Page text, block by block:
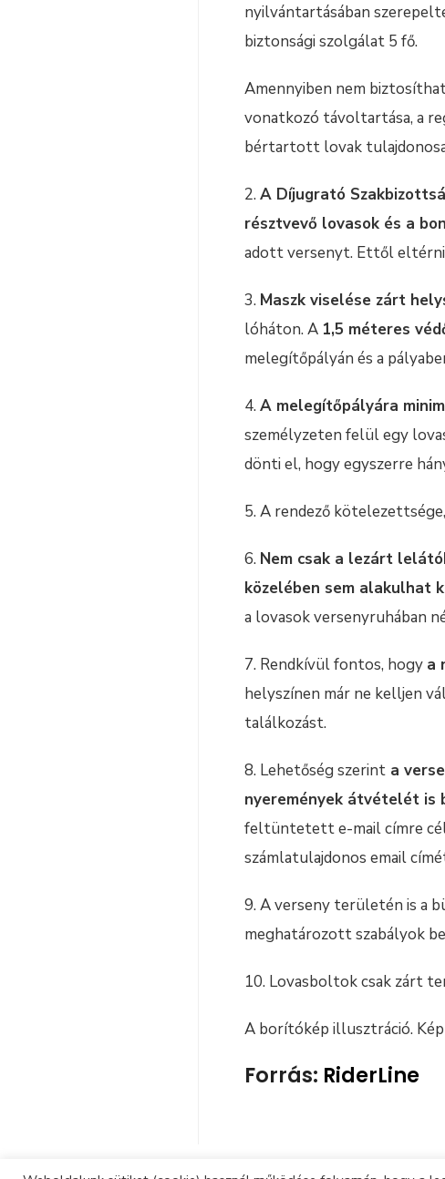
nyilvántartásában
biztonsági szolgálat 5 fő.
Amennyiben nem
vonatkozó távoltartása, a
bértartott lovak
2. A Díjugrató
résztvevő lovasok és a
adott versenyt. Ettől
3. Maszk viselése zárt
lóháton. A 1,5 méteres
melegítőpályán és a
4. A melegítőpályára
személyzeten felül egy
dönti el, hogy egyszerre
5. A rendező
6. Nem csak a lezárt
közelében sem alakulhat
a lovasok versenyruhában
7. Rendkívül fontos, hogy a
helyszínen már ne kelljen
találkozást.
8. Lehetőség szerint a
nyeremények átvételét is
feltüntetett e-mail címre
számlatulajdonos email
9. A verseny területén is a
meghatározott szabályok
10. Lovasboltok csak zárt
A borítókép illusztráció.
Forrás: RiderLine